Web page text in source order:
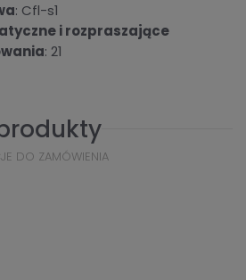
: Cfl-s1
i rozpraszające
: 21
DO ZAMÓWIENIA